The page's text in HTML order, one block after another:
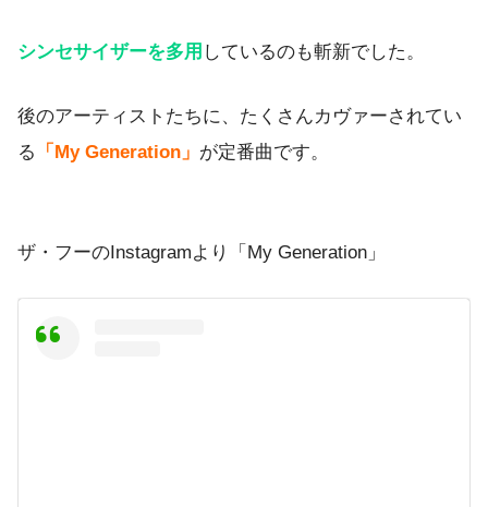
シンセサイザーを多用 しているのも斬新でした。
後のアーティストたちに、たくさんカヴァーされてい
る
「My Generation」 が定番曲です。
ザ・フーのInstagramより「My Generation」